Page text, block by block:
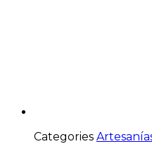
Categories